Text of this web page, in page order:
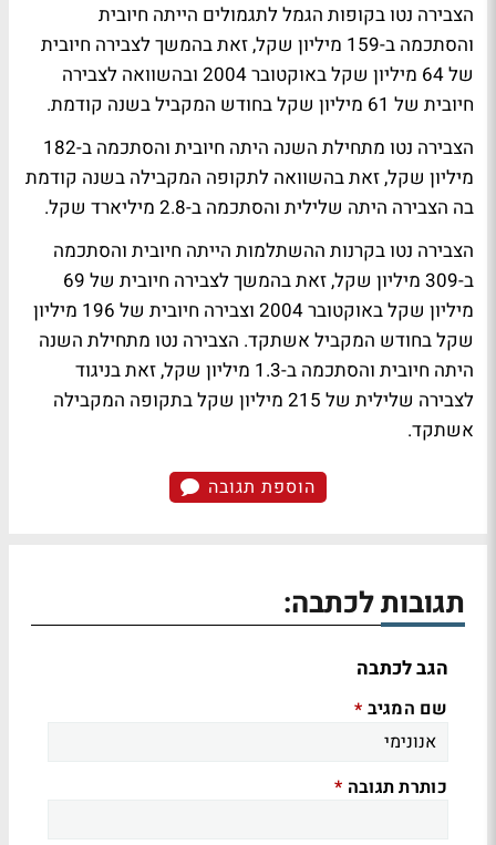
הצבירה נטו בקופות הגמל לתגמולים הייתה חיובית
והסתכמה ב-159 מיליון שקל, זאת בהמשך לצבירה חיובית
של 64 מיליון שקל באוקטובר 2004 ובהשוואה לצבירה
חיובית של 61 מיליון שקל בחודש המקביל בשנה קודמת.
הצבירה נטו מתחילת השנה היתה חיובית והסתכמה ב-182
מיליון שקל, זאת בהשוואה לתקופה המקבילה בשנה קודמת
בה הצבירה היתה שלילית והסתכמה ב-2.8 מיליארד שקל.
הצבירה נטו בקרנות ההשתלמות הייתה חיובית והסתכמה
ב-309 מיליון שקל, זאת בהמשך לצבירה חיובית של 69
מיליון שקל באוקטובר 2004 וצבירה חיובית של 196 מיליון
שקל בחודש המקביל אשתקד. הצבירה נטו מתחילת השנה
היתה חיובית והסתכמה ב-1.3 מיליון שקל, זאת בניגוד
לצבירה שלילית של 215 מיליון שקל בתקופה המקבילה
אשתקד.
הוספת תגובה
תגובות לכתבה:
הגב לכתבה
שם המגיב *
כותרת תגובה *